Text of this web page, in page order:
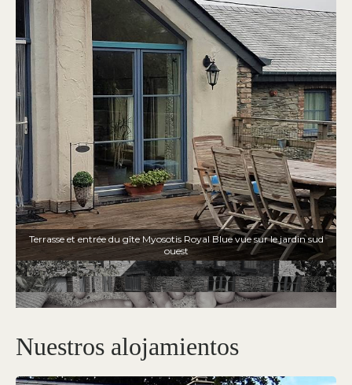
Terrasse et entrée du gîte Myosotis Royal Blue vue sur le jardin sud
ouest
Nuestros alojamientos